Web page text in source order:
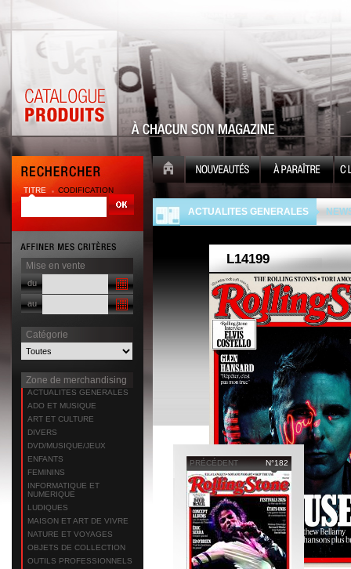
TITRE CODIFICATION
Mise en vente
du
au
Catégorie
Zone de merchandising
ACTUALITES GENERALES
ADO ET MUSIQUE
ART ET CULTURE
DIVERS
DVD/MUSIQUE/JEUX
ENFANTS
FEMININS
INFORMATIQUE ET
NUMERIQUE
LUDIQUES
MAISON ET ART DE VIVRE
NATURE ET VOYAGES
OBJETS DE COLLECTION
OUTILS PROFESSIONNELS
ACTUALITES GENERALES
PRÉCÉDENT N°182